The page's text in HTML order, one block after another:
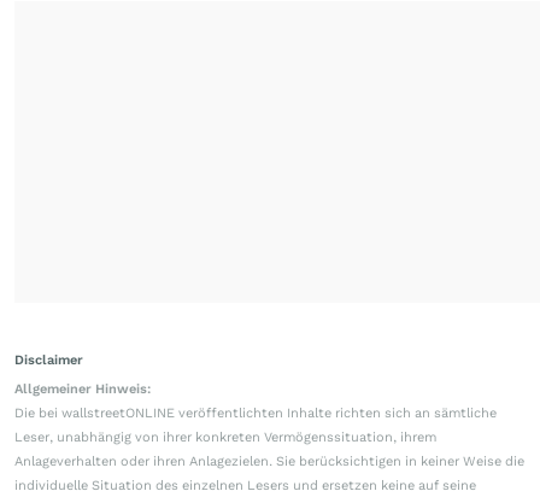
Disclaimer
Allgemeiner Hinweis:
Die bei wallstreetONLINE veröffentlichten Inhalte richten sich an sämtliche
Leser, unabhängig von ihrer konkreten Vermögenssituation, ihrem
Anlageverhalten oder ihren Anlagezielen. Sie berücksichtigen in keiner Weise die
individuelle Situation des einzelnen Lesers und ersetzen keine auf seine